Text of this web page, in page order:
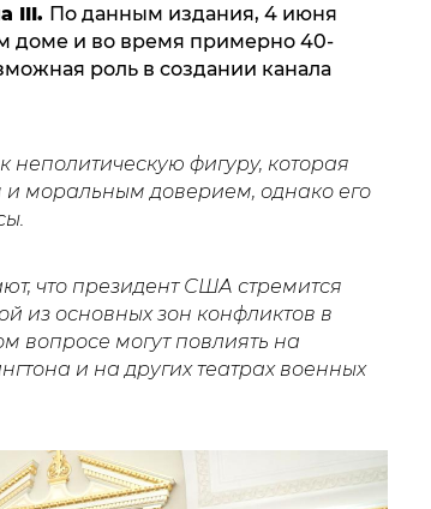
III. По данным издания, 4 июня
доме и во время примерно 40-
роль в создании канала
фигуру, которая
и моральным доверием, однако его
что президент США стремится
из основных зон конфликтов в
вопросе могут повлиять на
и на других театрах военных